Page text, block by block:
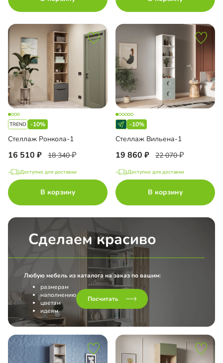
-10%
Стеллаж Ронкола-1
16 510 18 340
Доступно для доставки
В корзину
-10%
Стеллаж Вильена-1
19 860 22 070
Доступно для доставки
В корзину
Сделаем красиво
Любую мебель из каталога на заказ по вашим:
размерам
наполнению
цветам
идеям
Посчитать